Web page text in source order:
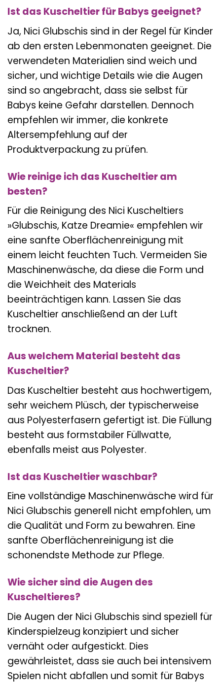
Ist das Kuscheltier für Babys geeignet?
Ja, Nici Glubschis sind in der Regel für Kinder
ab den ersten Lebenmonaten geeignet. Die
verwendeten Materialien sind weich und
sicher, und wichtige Details wie die Augen
sind so angebracht, dass sie selbst für
Babys keine Gefahr darstellen. Dennoch
empfehlen wir immer, die konkrete
Altersempfehlung auf der
Produktverpackung zu prüfen.
Wie reinige ich das Kuscheltier am
besten?
Für die Reinigung des Nici Kuscheltiers
»Glubschis, Katze Dreamie« empfehlen wir
eine sanfte Oberflächenreinigung mit
einem leicht feuchten Tuch. Vermeiden Sie
Maschinenwäsche, da diese die Form und
die Weichheit des Materials
beeinträchtigen kann. Lassen Sie das
Kuscheltier anschließend an der Luft
trocknen.
Aus welchem Material besteht das
Kuscheltier?
Das Kuscheltier besteht aus hochwertigem,
sehr weichem Plüsch, der typischerweise
aus Polyesterfasern gefertigt ist. Die Füllung
besteht aus formstabiler Füllwatte,
ebenfalls meist aus Polyester.
Ist das Kuscheltier waschbar?
Eine vollständige Maschinenwäsche wird für
Nici Glubschis generell nicht empfohlen, um
die Qualität und Form zu bewahren. Eine
sanfte Oberflächenreinigung ist die
schonendste Methode zur Pflege.
Wie sicher sind die Augen des
Kuscheltieres?
Die Augen der Nici Glubschis sind speziell für
Kinderspielzeug konzipiert und sicher
vernäht oder aufgestickt. Dies
gewährleistet, dass sie auch bei intensivem
Spielen nicht abfallen und somit für Babys